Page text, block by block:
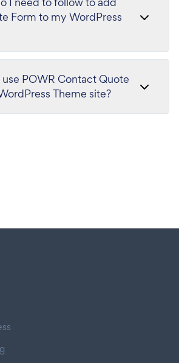
Form to my WordPress
POWR Contact Quote
Theme site?